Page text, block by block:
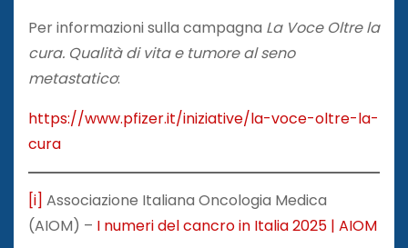
Per informazioni sulla campagna La Voce Oltre la
cura. Qualità di vita e tumore al seno
metastatico:
https://www.pfizer.it/iniziative/la-voce-oltre-la-
cura
[i] Associazione Italiana Oncologia Medica
(AIOM) – I numeri del cancro in Italia 2025 | AIOM